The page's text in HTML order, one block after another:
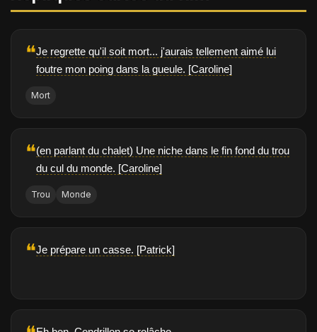
❝Je regrette qu'il soit mort... j'aurais tellement aimé lui
foutre mon poing dans la gueule. [Caroline]
Mort
❝(en parlant du chalet) Une niche dans le fin fond du trou
du cul du monde. [Caroline]
Trou Monde
❝Je prépare un casse. [Patrick]